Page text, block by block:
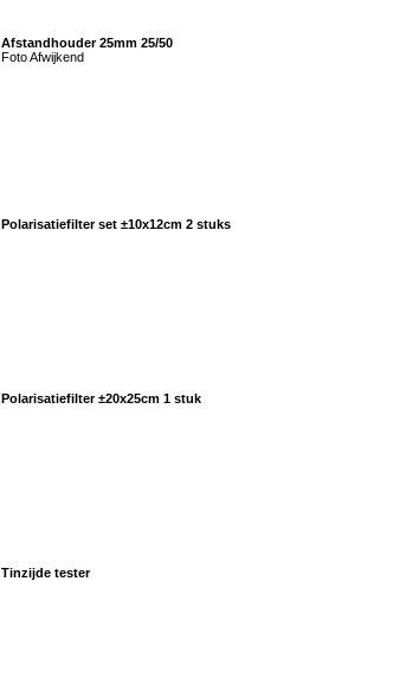
Afstandhouder 25mm 25/50
Foto Afwijkend
Polarisatiefilter set ±10x12cm 2 stuks
Polarisatiefilter ±20x25cm 1 stuk
Tinzijde tester